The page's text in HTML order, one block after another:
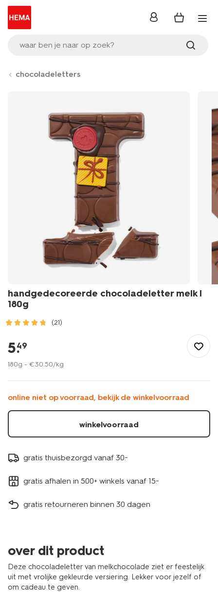
waar ben je naar op zoek?
inloggen
chocoladeletters
handgedecoreerde chocoladeletter melk I
180g
(21)
chocoladeletter-
melk-
i-
24427409.html
5.
49
180g - €30.50/kg
online niet op voorraad, bekijk de winkelvoorraad
winkelvoorraad
gratis thuisbezorgd vanaf 30.-
gratis afhalen in 500+ winkels vanaf 15.-
gratis retourneren binnen 30 dagen
over dit product
Deze chocoladeletter van melkchocolade ziet er feestelijk
uit met vrolijke gekleurde versiering. Lekker voor jezelf of
om cadeau te geven.